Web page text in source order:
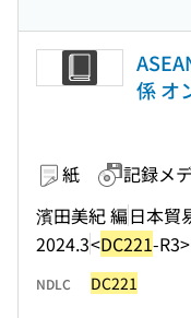
係 オ
紙 記録メ
濱田美紀 編日本貿
2024.3<DC221-R3>
NDLC DC221